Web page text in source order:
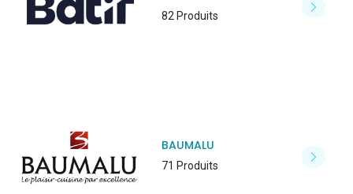
82 Produits
BAUMALU
71 Produits